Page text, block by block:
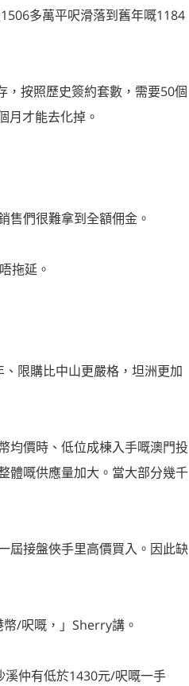
多萬平呎滑落到舊年嘅1184
，按照歷史簽約套數，需要50個
月才能去化掉。
售們很難拿到全額佣金。
拖延。
限購比中山更嚴格，坦洲更加
均價時、低位成棟入手嘅澳門投
體嘅供應量加大。當大部分幾千
屆接盤俠手里高價買入。因此缺
/呎嘅，」Sherry講。
仲有低於1430元/呎嘅一手